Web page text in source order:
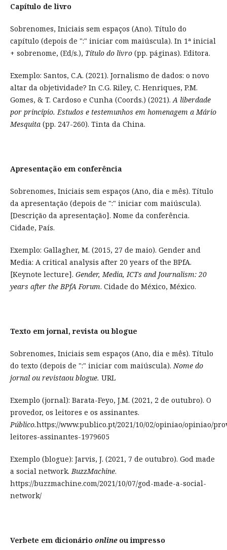
Capítulo de livro
Sobrenomes, Iniciais sem espaços (Ano). Título do
capítulo (depois de ":" iniciar com maiúscula). In 1ª inicial
+ sobrenome, (Ed/s.), Título do livro (pp. páginas). Editora.
Exemplo: Santos, C.A. (2021). Jornalismo de dados: o novo
altar da objetividade? In C.G. Riley, C. Henriques, P.M.
Gomes, & T. Cardoso e Cunha (Coords.) (2021).A liberdade
por princípio. Estudos e testemunhos em homenagem a Mário
Mesquita(pp. 247-260). Tinta da China.
Apresentação em conferência
Sobrenomes, Iniciais sem espaços (Ano, dia e mês). Título
da apresentação (depois de ":" iniciar com maiúscula).
[Descrição da apresentação]. Nome da conferência.
Cidade, País.
Exemplo: Gallagher, M. (2015, 27 de maio). Gender and
Media: A critical analysis after 20 years of the BPfA.
[Keynote lecture]. Gender, Media, ICTs and Journalism: 20
years after the BPfA Forum. Cidade do México, México.
Texto em jornal, revista ou blogue
Sobrenomes, Iniciais sem espaços (Ano, dia e mês). Título
do texto (depois de ":" iniciar com maiúscula).Nome do
jornal ou revistaou blogue. URL
Exemplo (jornal): Barata-Feyo, J.M. (2021, 2 de outubro). O
provedor, os leitores e os assinantes.
Público.https://www.publico.pt/2021/10/02/opiniao/opiniao/
leitores-assinantes-1979605
Exemplo (blogue): Jarvis, J. (2021, 7 de outubro). God made
a social network.BuzzMachine.
https://buzzmachine.com/2021/10/07/god-made-a-social-
network/
Verbete em dicionárioonline ou impresso